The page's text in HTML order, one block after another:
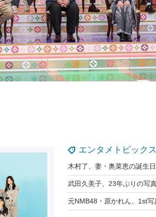
エンタメトピックス